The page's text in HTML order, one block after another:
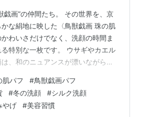
戯画”の仲間たち。 その世界を、京
な絹地に映した〈鳥獣戯画 珠の肌
わいさだけでなく、洗顔の時間ま
特別な一枚です。 ウサギやカエル
、和のニュアンスが漂いながら、
い、肌に触れるたびに気持ちまで
の洗顔は“取りすぎない”ことが大
、余分な角質だけをやさしく整
肌パフ #鳥獣戯画パフ
#冬の洗顔 #シルク洗顔
やげ #美容習慣